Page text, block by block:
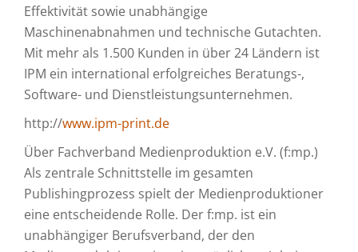
Effektivität sowie unabhängige
Maschinenabnahmen und technische Gutachten.
Mit mehr als 1.500 Kunden in über 24 Ländern ist
IPM ein international erfolgreiches Beratungs-,
Software- und Dienstleistungsunternehmen.
http://www.ipm-print.de
Über Fachverband Medienproduktion e.V. (f:mp.)
Als zentrale Schnittstelle im gesamten
Publishingprozess spielt der Medienproduktioner
eine entscheidende Rolle. Der f:mp. ist ein
unabhängiger Berufsverband, der den